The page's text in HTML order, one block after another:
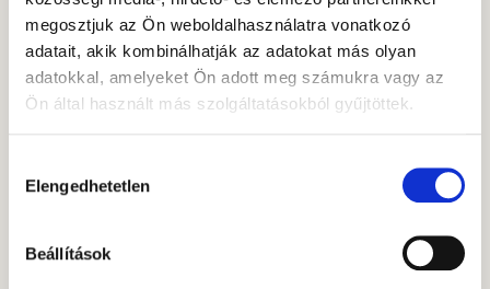
megosztjuk az Ön weboldalhasználatra vonatkozó
adatait, akik kombinálhatják az adatokat más olyan
adatokkal, amelyeket Ön adott meg számukra vagy az
Ön által használt más szolgáltatásokból gyűjtöttek.
kiválasztása
Elengedhetetlen
Beállítások
A SZERZŐRŐL
Erdélyi
Zombor
Erdélyi Zombor
elemző közgazdász
Budapesti Corvinus
Egyetemen. Majd az